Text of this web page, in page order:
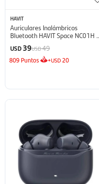
HAVIT
Auriculares Inalámbricos
Bluetooth HAVIT Space NC01H -
USD 39USD49
809 Puntos +USD 20